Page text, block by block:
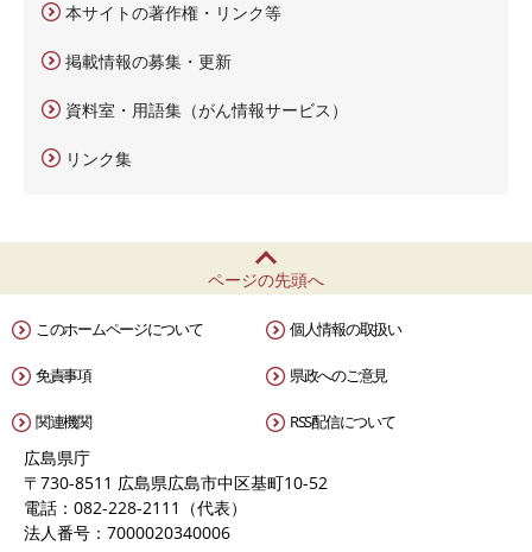
本サイトの著作権・リンク等
掲載情報の募集・更新
資料室・用語集（がん情報サービス）
リンク集
ページの先頭へ
このホームページについて 個人情報の取扱い
免責事項 県政へのご意見
関連機関 RSS配信について
広島県庁
〒730-8511 広島県広島市中区基町10-52
電話：082-228-2111（代表）
法人番号：7000020340006